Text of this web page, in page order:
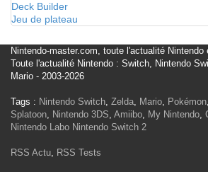
Deck Builder
Jeu de plateau
Nintendo-master.com, toute l'actualité Nintendo
Toute l'actualité Nintendo : Switch, Nintendo
Mario - 2003-2026
Tags : Nintendo Switch, Zelda, Mario, Pokémon,
Splatoon, Nintendo 3DS, Amiibo, My Nintendo,
Nintendo Labo Nintendo Switch 2
RSS Actu, RSS Tests